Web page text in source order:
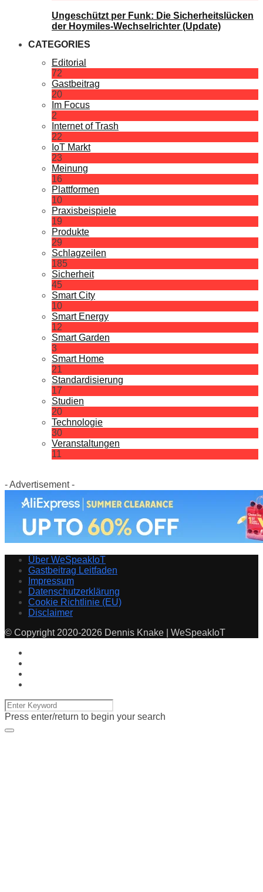
Ungeschützt per Funk: Die Sicherheitslücken
der Hoymiles-Wechselrichter (Update)
CATEGORIES
Editorial
72
Gastbeitrag
20
Im Focus
2
Internet of Trash
22
IoT Markt
23
Meinung
16
Plattformen
10
Praxisbeispiele
19
Produkte
29
Schlagzeilen
185
Sicherheit
45
Smart City
10
Smart Energy
12
Smart Garden
3
Smart Home
21
Standardisierung
17
Studien
20
Technologie
30
Veranstaltungen
11
- Advertisement -
Über WeSpeakIoT
Gastbeitrag Leitfaden
Impressum
Datenschutzerklärung
Cookie Richtlinie (EU)
Disclaimer
© Copyright 2020-2026 Dennis Knake | WeSpeakIoT
Press enter/return to begin your search